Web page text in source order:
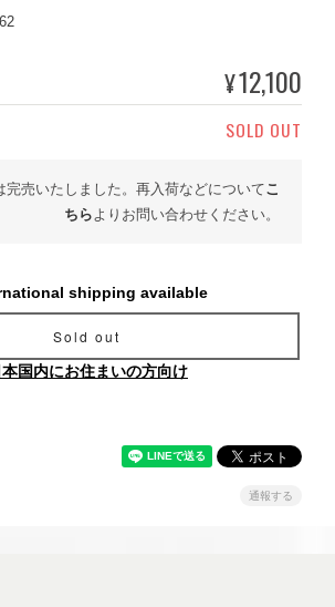
¥12,100
SOLD OUT
完売いたしました。再入荷などについてこ
ちらよりお問い合わせください。
shipping available
Sold out
本国内にお住まいの方向け
通報する